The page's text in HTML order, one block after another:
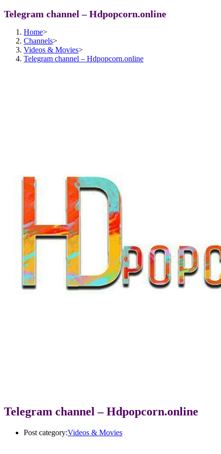
Telegram channel – Hdpopcorn.online
Home>
Channels>
Videos & Movies>
Telegram channel – Hdpopcorn.online
Telegram channel – Hdpopcorn.online
Post category:Videos & Movies